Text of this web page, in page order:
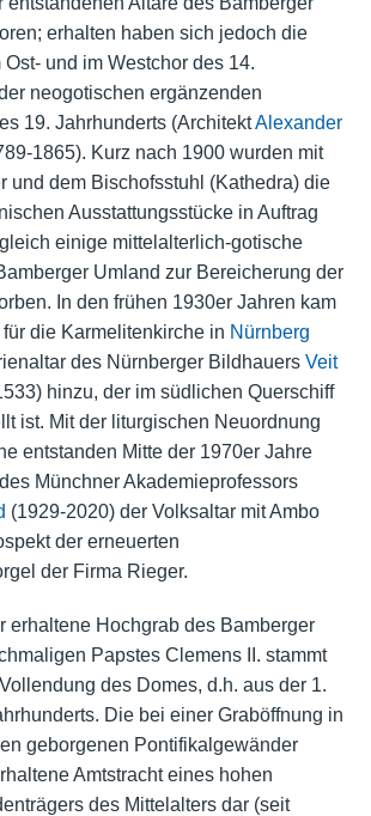
erhalten haben sich jedoch die
und im Westchor des 14.
neogotischen ergänzenden
19. Jahrhunderts (ArchitektAlexander
1865). Kurz nach 1900 wurden mit
und dem Bischofsstuhl (Kathedra) die
Ausstattungsstücke in Auftrag
einige mittelalterlich-gotische
Umland zur Bereicherung der
In den frühen 1930er Jahren kam
die Karmelitenkirche in Nürnberg
des Nürnberger Bildhauers Veit
hinzu, der im südlichen Querschiff
ist. Mit der liturgischen Neuordnung
entstanden Mitte der 1970er Jahre
Münchner Akademieprofessors
(1929-2020) der Volksaltar mit Ambo
der erneuerten
der Firma Rieger.
erhaltene Hochgrab des Bamberger
Papstes Clemens II. stammt
des Domes, d.h. aus der 1.
Die bei einer Graböffnung in
geborgenen Pontifikalgewänder
Amtstracht eines hohen
des Mittelalters dar (seit